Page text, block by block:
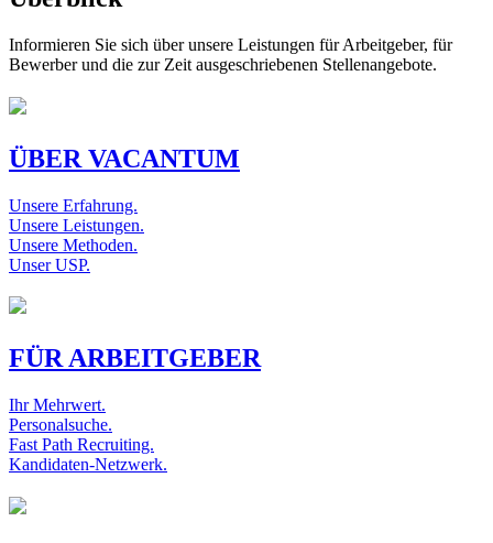
Informieren Sie sich über unsere Leistungen für Arbeitgeber, für
Bewerber und die zur Zeit ausgeschriebenen Stellenangebote.
ÜBER VACANTUM
Unsere Erfahrung.
Unsere Leistungen.
Unsere Methoden.
Unser USP.
FÜR ARBEITGEBER
Ihr Mehrwert.
Personalsuche.
Fast Path Recruiting.
Kandidaten-Netzwerk.